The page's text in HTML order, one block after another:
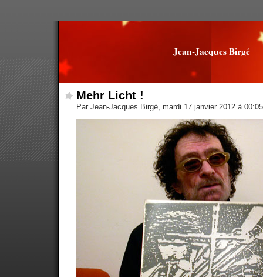
Jean-Jacques Birgé
Mehr Licht !
Par Jean-Jacques Birgé, mardi 17 janvier 2012 à